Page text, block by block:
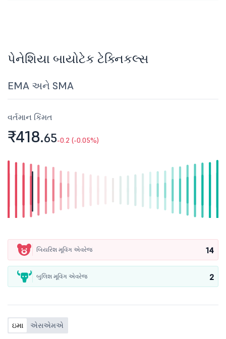
પેનેશિયા બાયોટેક ટેક્નિકલ્સ
EMA અને SMA
વર્તમાન કિંમત
₹418.65-0.2 (-0.05%)
બિયરિશ મૂવિંગ એવરેજ 14
બુલિશ મૂવિંગ એવરેજ 2
ઇમા એસએમએ